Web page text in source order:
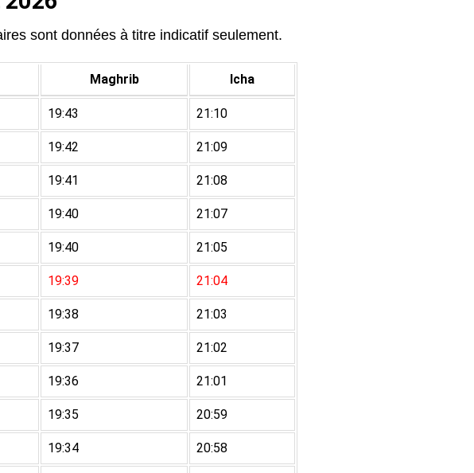
sont données à titre indicatif seulement.
Maghrib Icha
19:43 21:10
19:42 21:09
19:41 21:08
19:40 21:07
19:40 21:05
19:39 21:04
19:38 21:03
19:37 21:02
19:36 21:01
19:35 20:59
19:34 20:58